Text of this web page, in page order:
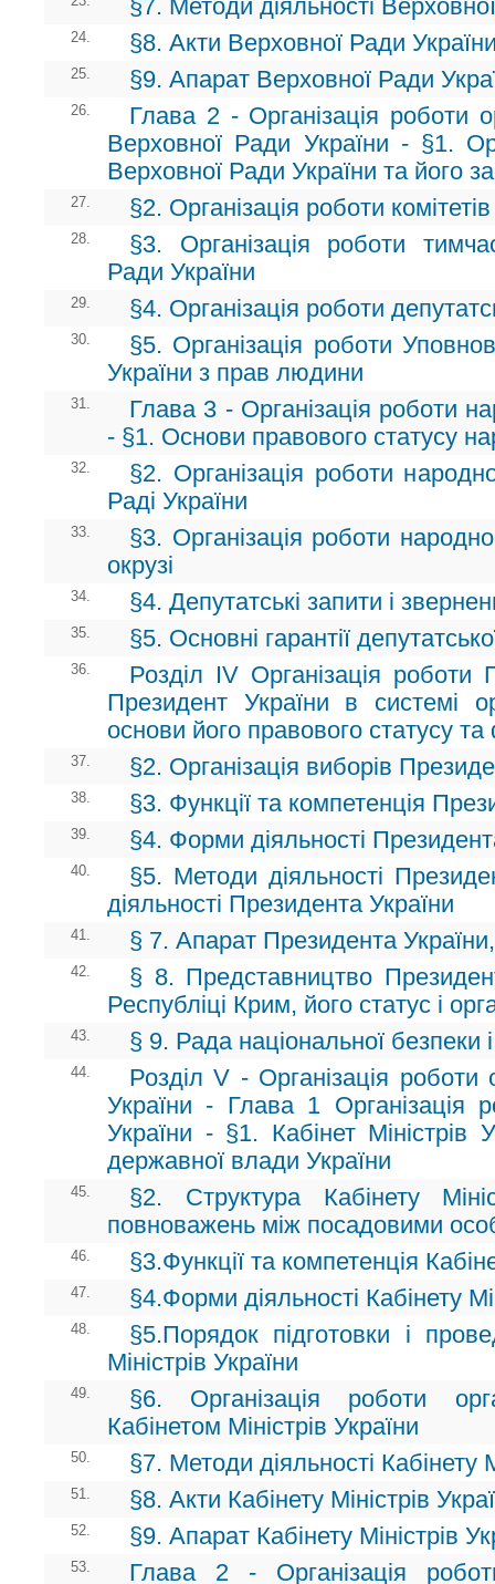
§7. Методи діяльності
24. §8. Акти Верховної Ради
25. §9. Апарат Верховної Ради
26.
Глава 2 - Організація роботи
Верховної Ради України - §1.
Верховної Ради України та його
27. §2. Організація роботи
28.
§3. Організація роботи
Ради України
29. §4. Організація роботи
30.
§5. Організація роботи
України з прав людини
31.
Глава 3 - Організація роботи
- §1. Основи правового статусу
32.
§2. Організація роботи
Раді України
33.
§3. Організація роботи
окрузі
34. §4. Депутатські запити і
35. §5. Основні гарантії
36.
Розділ ІV Організація
Президент України в системі
основи його правового статусу
37. §2. Організація виборів
38. §3. Функції та компетенція
39. §4. Форми діяльності
40.
§5. Методи діяльності
діяльності Президента України
41. § 7. Апарат Президента України,
42.
§ 8. Представництво
Республіці Крим, його статус і
43. § 9. Рада національної безпеки
44.
Розділ V - Організація роботи
України - Глава 1 Організація
України - §1. Кабінет Міністрів
державної влади України
45.
§2. Структура Кабінету
повноважень між посадовими
46. §3.Функції та компетенція
47. §4.Форми діяльності Кабінету
48.
§5.Порядок підготовки і
Міністрів України
49.
§6. Організація роботи
Кабінетом Міністрів України
50. §7. Методи діяльності Кабінету
51. §8. Акти Кабінету Міністрів
52. §9. Апарат Кабінету Міністрів
53. Глава 2 - Організація